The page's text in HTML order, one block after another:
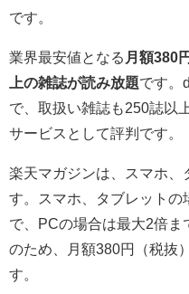
です。
業界最安値となる 月額380
上の雑誌が読み放題です。
で、取扱い雑誌も250誌以
サービスとして評判です。
楽天マガジンは、スマホ
す。スマホ、タブレットの
で、PCの場合は最大2倍ま
のため、月額380円（税抜
す。